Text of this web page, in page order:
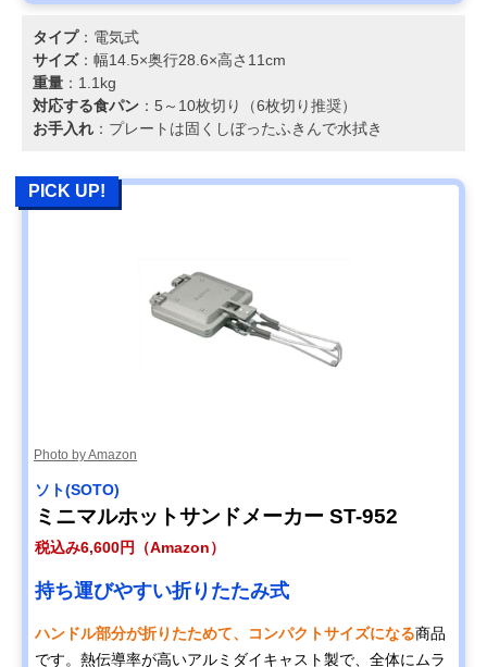
タイプ：電気式
サイズ：幅14.5×奥行28.6×高さ11cm
重量 ：1.1kg
対応する食パン ：5～10枚切り（6枚切り推奨）
お手入れ ：プレートは固くしぼったふきんで水拭き
PICK UP!
Photo by Amazon
ソト(SOTO)
ミニマルホットサンドメーカー ST-952
税込み6,600円（Amazon）
持ち運びやすい折りたたみ式
ハンドル部分が折りたためて、コンパクトサイズになる商品
です。熱伝導率が高いアルミダイキャスト製で、全体にムラ